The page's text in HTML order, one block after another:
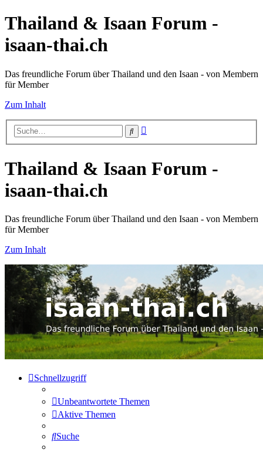
Thailand & Isaan Forum -
isaan-thai.ch
Das freundliche Forum über Thailand und den Isaan - von Membern
für Member
Zum Inhalt
Suche
Thailand & Isaan Forum -
isaan-thai.ch
Das freundliche Forum über Thailand und den Isaan - von Membern
für Member
Zum Inhalt
Schnellzugriff
Unbeantwortete Themen
Aktive Themen
Suche